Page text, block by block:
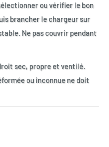
ou vérifier le bon
brancher le chargeur sur
Ne pas couvrir pendant
sec, propre et ventilé.
ou inconnue ne doit